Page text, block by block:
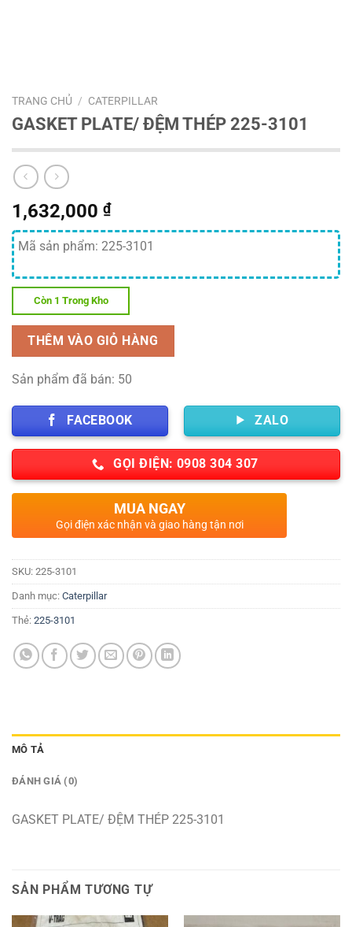
TRANG CHỦ / CATERPILLAR
GASKET PLATE/ ĐỆM THÉP 225-3101
1,632,000 ₫
Mã sản phẩm: 225-3101
Còn 1 Trong Kho
THÊM VÀO GIỎ HÀNG
Sản phẩm đã bán: 50
FACEBOOK ZALO
GỌI ĐIỆN: 0908 304 307
MUA NGAY
Gọi điện xác nhận và giao hàng tận nơi
SKU: 225-3101
Danh mục: Caterpillar
Thẻ: 225-3101
MÔ TẢ
ĐÁNH GIÁ (0)
GASKET PLATE/ ĐỆM THÉP 225-3101
SẢN PHẨM TƯƠNG TỰ